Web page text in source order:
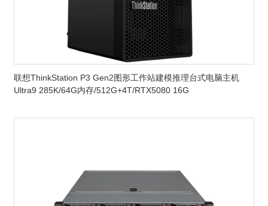
联想ThinkStation P3 Gen2图形工作站建模推理台式电脑主机
Ultra9 285K/64G内存/512G+4T/RTX5080 16G